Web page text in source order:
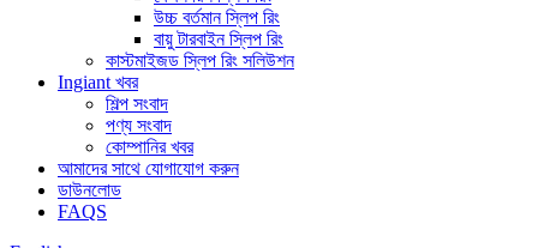
উচ্চ বর্তমান স্লিপ রিং
বায়ু টারবাইন স্লিপ রিং
কাস্টমাইজড স্লিপ রিং সলিউশন
Ingiant খবর
শিল্প সংবাদ
পণ্য সংবাদ
কোম্পানির খবর
আমাদের সাথে যোগাযোগ করুন
ডাউনলোড
FAQS